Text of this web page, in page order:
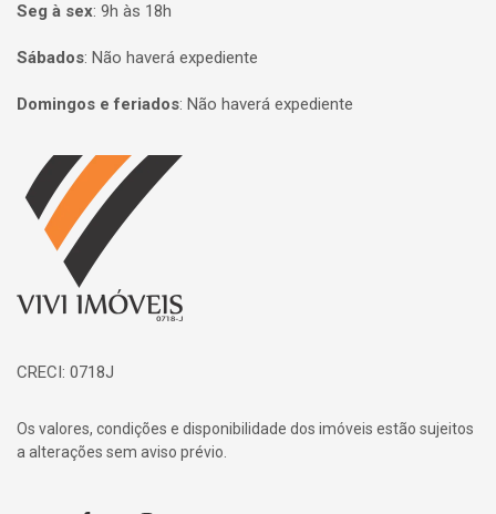
Seg à sex: 9h às 18h
Sábados: Não haverá expediente
Domingos e feriados: Não haverá expediente
Página inicial
CRECI: 0718J
Os valores, condições e disponibilidade dos imóveis estão sujeitos
a alterações sem aviso prévio.